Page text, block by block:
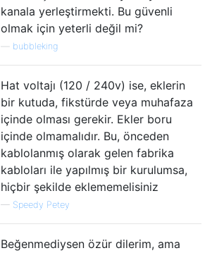
kanala yerleştirmekti. Bu güvenli
olmak için yeterli değil mi?
bubbleking
Hat voltajı (120 / 240v) ise, eklerin
bir kutuda, fikstürde veya muhafaza
içinde olması gerekir. Ekler boru
içinde olmamalıdır. Bu, önceden
kablolanmış olarak gelen fabrika
kabloları ile yapılmış bir kurulumsa,
hiçbir şekilde eklememelisiniz
— Speedy Petey
Beğenmediysen özür dilerim, ama